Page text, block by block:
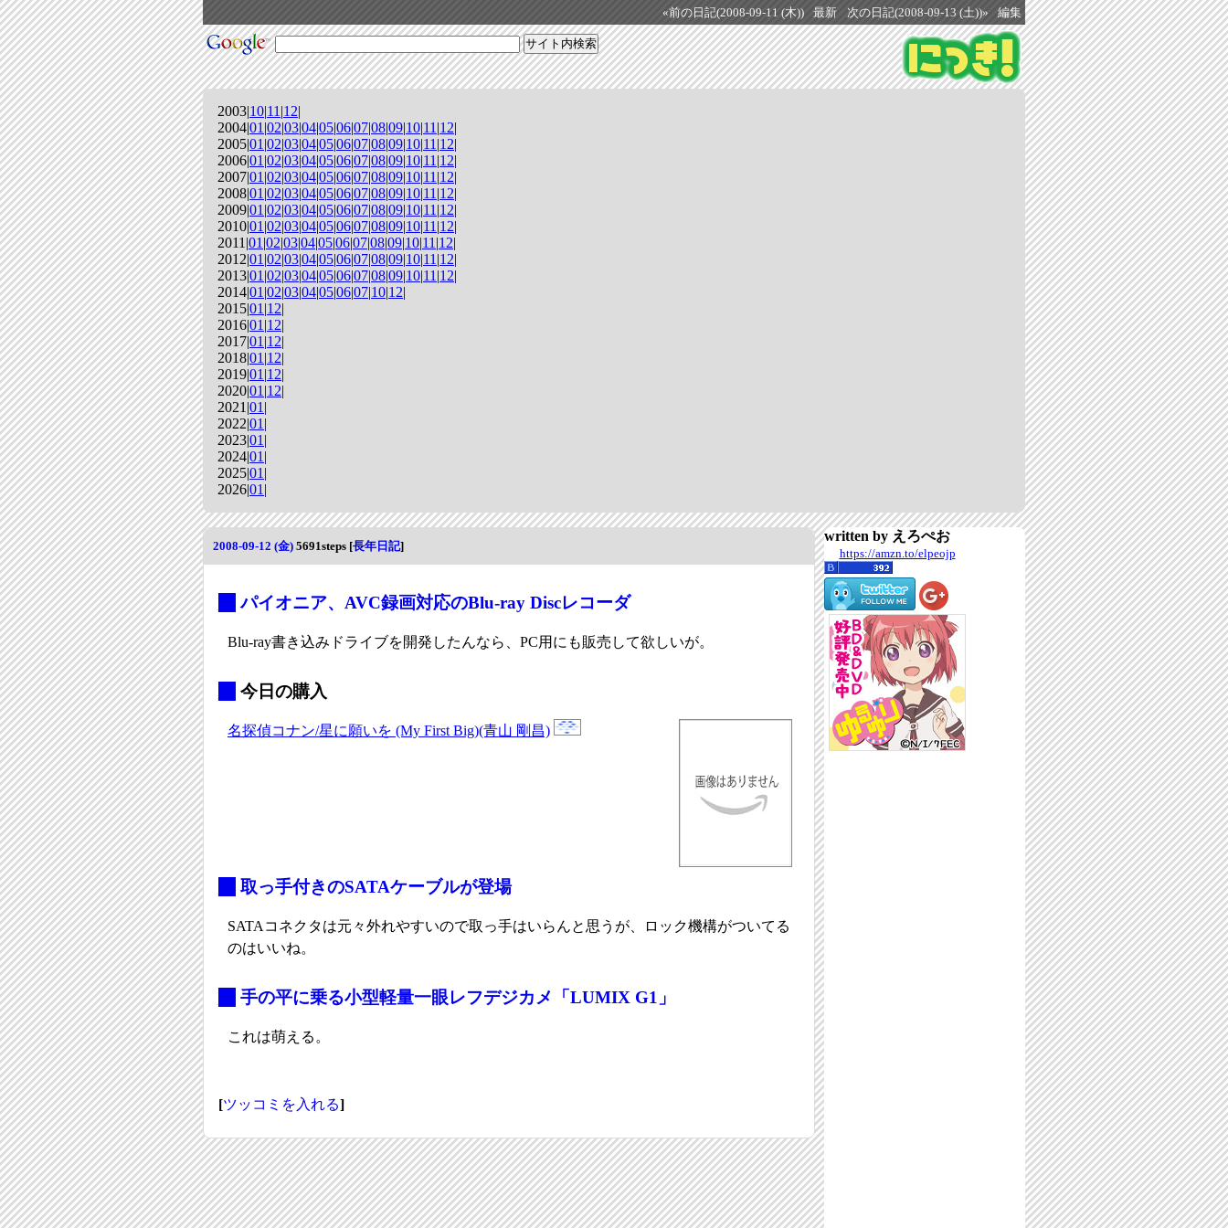
«前の日記(2008-09-11 (木)) 最新 次の日記(2008-09-13 (土))» 編集
2003|10|11 |12|
2004|01 |02|03|04|05|06|07|08|09|10|11 |12|
2005|01 |02|03|04|05|06|07|08|09|10|11 |12|
2006|01 |02|03|04|05|06|07|08|09|10|11 |12|
2007|01 |02|03|04|05|06|07|08|09|10|11 |12|
2008|01 |02|03|04|05|06|07|08|09|10|11 |12|
2009|01 |02|03|04|05|06|07|08|09|10|11 |12|
2010|01 |02|03|04|05|06|07|08|09|10|11 |12|
2011|01 |02|03|04|05|06|07|08|09|10|11 |12|
2012|01 |02|03|04|05|06|07|08|09|10|11 |12|
2013|01 |02|03|04|05|06|07|08|09|10|11 |12|
2014|01 |02|03|04|05|06|07|10|12|
2015|01 |12|
2016|01 |12|
2017|01 |12|
2018|01 |12|
2019|01 |12|
2020|01 |12|
2021|01 |
2022|01 |
2023|01 |
2024|01 |
2025|01 |
2026|01 |
2008-09-12 (金) 5691steps [長年日記]
パイオニア、AVC録画対応のBlu-ray Discレコーダ
Blu-ray書き込みドライブを開発したんなら、PC用にも販売して欲しいが。
今日の購入
名探偵コナン/星に願いを (My First Big)(青山 剛昌)
取っ手付きのSATAケーブルが登場
SATAコネクタは元々外れやすいので取っ手はいらんと思うが、ロック機構がついてる
のはいいね。
手の平に乗る小型軽量一眼レフデジカメ「LUMIX G1」
これは萌える。
[ツッコミを入れる]
written by えろぺお
https://amzn.to/elpeojp